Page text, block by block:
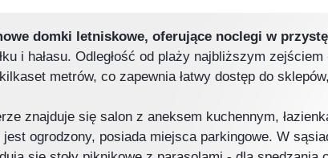
domki letniskowe, oferujące noclegi w
i hałasu. Odległość od plaży najbliższym
metrów, co zapewnia łatwy dostęp do
znajduje się salon z aneksem kuchennym,
ogrodzony, posiada miejsca parkingowe. W